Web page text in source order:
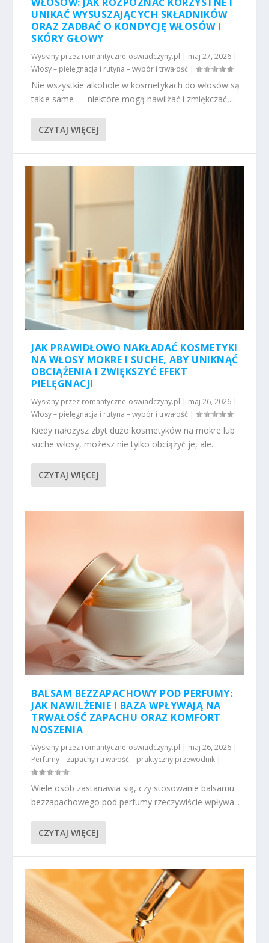
UNIKAĆ WYSUSZAJĄCYCH SKŁADNIKÓW
ORAZ ZADBAĆ O KONDYCJĘ WŁOSÓW I
SKÓRY GŁOWY
Wysłany przez romantyczne-oswiadczyny.pl | maj 27, 2026 |
Włosy – pielęgnacja i rutyna – wybór i trwałość |
Nie wszystkie alkohole w kosmetykach do włosów są
takie same — niektóre mogą nawilżać i zmiękczać,...
CZYTAJ WIĘCEJ
JAK PRAWIDŁOWO NAKŁADAĆ KOSMETYKI
NA WŁOSY MOKRE I SUCHE, ABY UNIKNĄĆ
OBCIĄŻENIA I ZWIĘKSZYĆ EFEKT
PIELĘGNACJI
Wysłany przez romantyczne-oswiadczyny.pl | maj 26, 2026 |
Włosy – pielęgnacja i rutyna – wybór i trwałość |
Kiedy nałożysz zbyt dużo kosmetyków na mokre lub
suche włosy, możesz nie tylko obciążyć je, ale...
CZYTAJ WIĘCEJ
BALSAM BEZZAPACHOWY POD PERFUMY:
JAK NAWILŻENIE I BAZA WPŁYWAJĄ NA
TRWAŁOŚĆ ZAPACHU ORAZ KOMFORT
NOSZENIA
Wysłany przez romantyczne-oswiadczyny.pl | maj 26, 2026 |
Perfumy – zapachy i trwałość – praktyczny przewodnik |
Wiele osób zastanawia się, czy stosowanie balsamu
bezzapachowego pod perfumy rzeczywiście wpływa...
CZYTAJ WIĘCEJ